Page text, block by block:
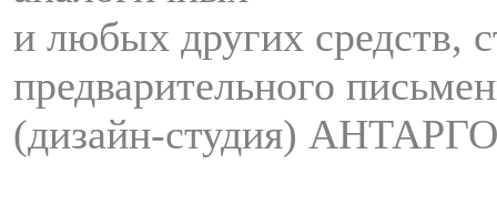
и любых других средств,
предварительного
(дизайн-студия)